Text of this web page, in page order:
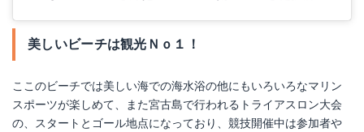
美しいビーチは観光Ｎｏ１！
ここのビーチでは美しい海での海水浴の他にもいろいろなマリン
スポーツが楽しめて、また宮古島で行われるトライアスロン大会
の、スタートとゴール地点になっており、競技開催中は参加者や